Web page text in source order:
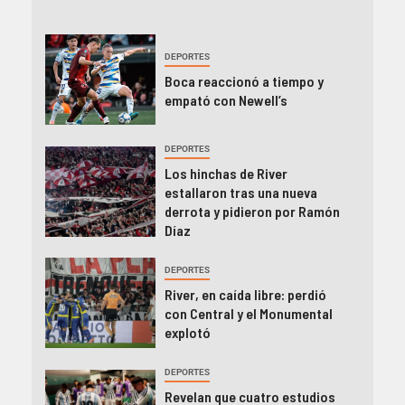
DEPORTES
Boca reaccionó a tiempo y
empató con Newell’s
DEPORTES
Los hinchas de River
estallaron tras una nueva
derrota y pidieron por Ramón
Díaz
DEPORTES
River, en caída libre: perdió
con Central y el Monumental
explotó
DEPORTES
Revelan que cuatro estudios